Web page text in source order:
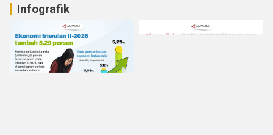
Infografik